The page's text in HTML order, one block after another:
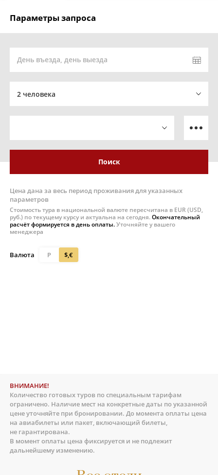
Параметры запроса
День въезда, день выезда
2 человека
Поиск
Цена дана за весь период проживания для указанных
параметров
Стоимость тура в национальной валюте пересчитана в EUR (USD,
руб.) по текущему курсу и актуальна на сегодня.Окончательный
расчёт формируется в день оплаты.Уточняйте у вашего
менеджера
Валюта Р $,€
ВНИМАНИЕ!
Количество готовых туров по специальным тарифам
ограничено. Наличие мест на конкретные даты по указанной
цене уточняйте при бронировании. До момента оплаты цена
на авиабилеты или пакет, включающий билеты,
не гарантирована.
В момент оплаты цена фиксируется и не подлежит
дальнейшему изменению.